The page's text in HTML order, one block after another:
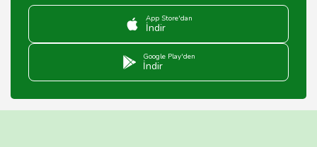
App Store'dan
İndir
Google Play'den
İndir